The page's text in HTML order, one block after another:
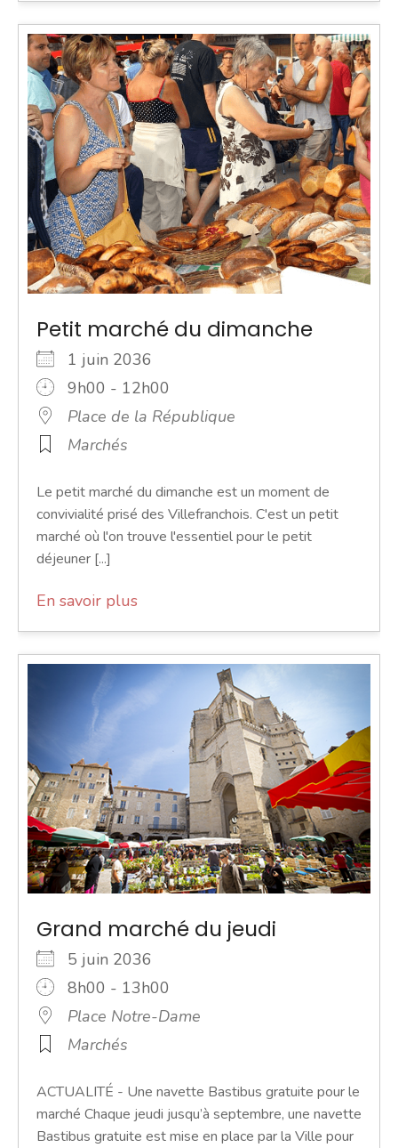
Petit marché du dimanche
1 juin 2036
9h00 - 12h00
Place de la République
Marchés
Le petit marché du dimanche est un moment de
convivialité prisé des Villefranchois. C'est un petit
marché où l'on trouve l'essentiel pour le petit
déjeuner [...]
En savoir plus
Grand marché du jeudi
5 juin 2036
8h00 - 13h00
Place Notre-Dame
Marchés
ACTUALITÉ - Une navette Bastibus gratuite pour le
marché Chaque jeudi jusqu’à septembre, une navette
Bastibus gratuite est mise en place par la Ville pour